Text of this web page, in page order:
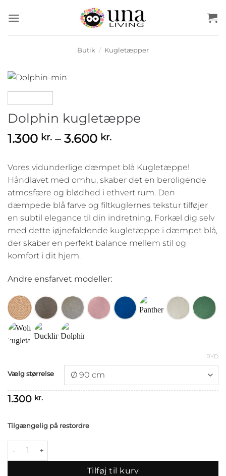
Butik / Kugletæpper
Dolphin kugletæppe
1.300 kr. – 3.600 kr.Prisinterval:
til
3.600 kr.
Vores vidunderlige dæmpet blå Kugletæppe!
Håndlavet med omhu, skaber det en beroligende
atmosfære og blødhed i ethvert rum. Den
dæmpede blå farve og filtkuglernes tekstur tilføjer
en subtil elegance til din indretning. Forkæl dig selv
med dette iøjnefaldende kugletæppe i dæmpet blå,
der skaber en perfekt balance mellem stil og
komfort i dit hjem.
Andre ensfarvet modeller:
Vælg størrelse
RYD
1.300 kr.
Tilgængelig på restordre
Dolphin kugletæppe antal
Tilføj til kurv